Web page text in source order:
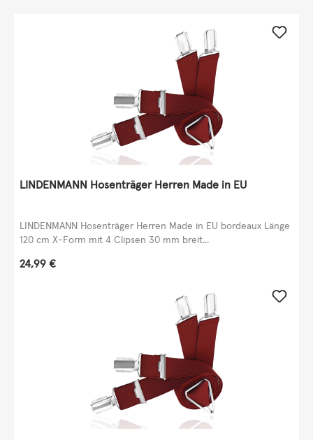
LINDENMANN Hosenträger Herren Made in EU
LINDENMANN Hosenträger Herren Made in EU bordeaux Länge
120 cm X-Form mit 4 Clipsen 30 mm breit...
Regulärer Preis:
24,99 €